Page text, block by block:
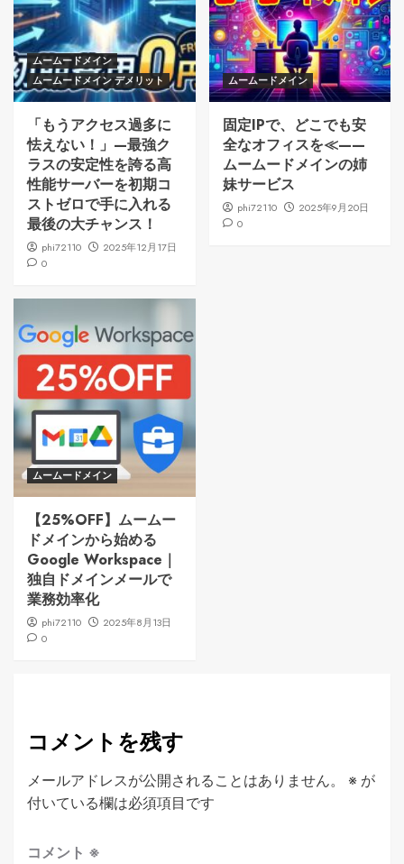
ムームードメイン
ムームードメイン デメリット
「もうアクセス過多に
怯えない！」—最強ク
ラスの安定性を誇る高
性能サーバーを初期コ
ストゼロで手に入れる
最後の大チャンス！
phi72110
2025年12月17日
0
ムームードメイン
固定IPで、どこでも安
全なオフィスを≪——
ムームードメインの姉
妹サービス
phi72110
2025年9月20日
0
ムームードメイン
【25%OFF】ムームー
ドメインから始める
Google Workspace｜
独自ドメインメールで
業務効率化
phi72110
2025年8月13日
0
コメントを残す
メールアドレスが公開されることはありません。 ※ が
付いている欄は必須項目です
コメント ※